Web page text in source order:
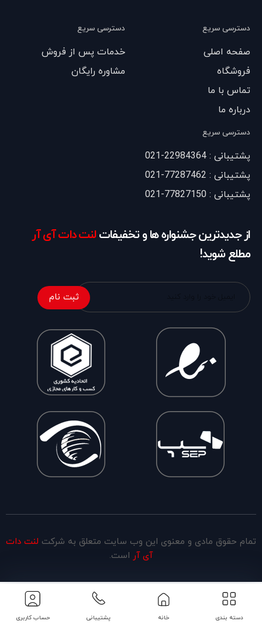
دسترسی سریع
صفحه اصلی
فروشگاه
تماس با ما
درباره ما
دسترسی سریع
خدمات پس از فروش
مشاوره رایگان
دسترسی سریع
پشتیبانی : 22984364-021
پشتیبانی : 77287462-021
پشتیبانی : 77827150-021
از جدیدترین جشنواره ها و تخفیفاتلنت دات آی آر
مطلع شوید!
ثبت نام
تمام حقوق مادی و معنوی این وب سایت متعلق به شرکت لنت دات
آی آر است.
دسته بندی خانه پشتیبانی حساب کاربری